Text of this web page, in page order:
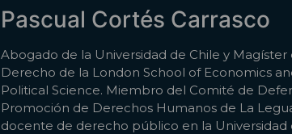
Pascual Cortés Carrasco
Abogado de la Universidad de Chile y Magíster
Derecho de la London School of Economics
Political Science. Miembro del Comité de
Promoción de Derechos Humanos de La
docente de derecho público en la Universidad